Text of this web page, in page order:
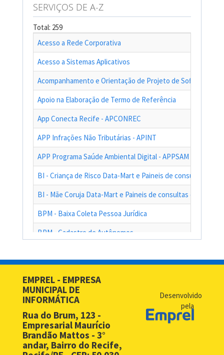
SERVIÇOS DE A-Z
Total: 259
Acesso a Rede Corporativa
Acesso a Sistemas Aplicativos
Acompanhamento e Orientação de Projeto de Software
Apoio na Elaboração de Termo de Referência
App Conecta Recife - APCONREC
APP Infrações Não Tributárias - APINT
APP Programa Saúde Ambiental Digital - APPSAM
BI - Criança de Risco Data-Mart e Paineis de consultas das
BI - Mãe Coruja Data-Mart e Paineis de consultas das
BPM - Baixa Coleta Pessoa Jurídica
BPM - Cadastro de Autônomos
BPM - Cadastro Simplificado para Contribuintes de Outros
BPM - Desbloqueio de Senha Web - PF
BPM - Desbloqueio de Senha Web - PJ
EMPREL - EMPRESA
MUNICIPAL DE
INFORMÁTICA
Rua do Brum, 123 -
Empresarial Maurício
Brandão Mattos - 3°
andar, Bairro do Recife,
Desenvolvido
pela